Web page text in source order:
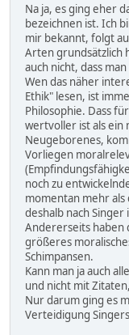
Na ja, es ging eher
bezeichnen ist. Ich
mir bekannt, folgt
Arten grundsätzlich
auch nicht, dass
Wen das näher
Ethik" lesen, ist
Philosophie. Dass
wertvoller ist als ein
Neugeborenes,
Vorliegen
noch zu
momentan mehr
deshalb nach
Andererseits haben
größeres
Schimpansen.
Kann man ja auch
und nicht mit
Nur darum ging es
Verteidigung